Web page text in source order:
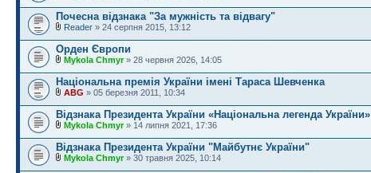
Почесна відзнака "За мужність та відвагу"
Reader » 24 серпня 2015, 13:12
Орден Європи
Mykola Chmyr» 28 червня 2026, 14:05
Національна премія України імені Тараса Шевченка
ABG » 05 березня 2011, 10:34
Відзнака Президента України «Національна легенда України»
Mykola Chmyr» 14 липня 2021, 17:36
Відзнака Президента України "Майбутнє України"
Mykola Chmyr» 30 травня 2025, 10:14